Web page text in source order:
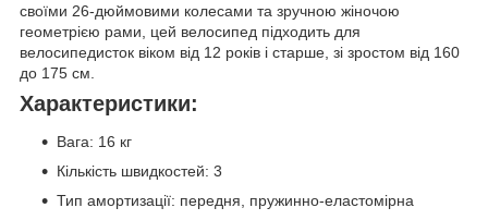
своїми 26-дюймовими колесами та зручною жіночою
геометрією рами, цей велосипед підходить для
велосипедисток віком від 12 років і старше, зі зростом від 160
до 175 см.
Характеристики:
Вага: 16 кг
Кількість швидкостей: 3
Тип амортизації: передня, пружинно-еластомірна